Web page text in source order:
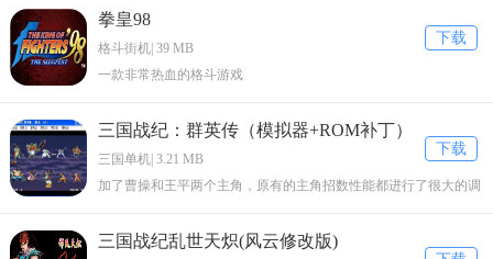
下载
拳皇98
格斗街机| 39 MB
一款非常热血的格斗游戏
下载
三国战纪：群英传（模拟器+ROM补丁）
三国单机| 3.21 MB
加了曹操和王平两个主角，原有的主角招数性能都进行了很大的调
三国战纪乱世天炽(风云修改版)